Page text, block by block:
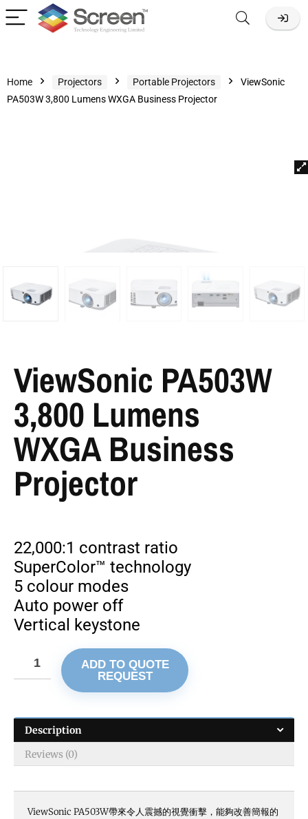
Home Projectors Portable Projectors
ViewSonic
PA503W 3,800 Lumens WXGA Business Projector
ViewSonic PA503W
3,800 Lumens
WXGA Business
Projector
22,000:1 contrast ratio
SuperColor™ technology
5 colour modes
Auto power off
Vertical keystone
ADD TO QUOTE
REQUEST
Description
Reviews (0)
ViewSonic PA503W帶來令人震撼的視覺衝擊，能夠改善簡報的